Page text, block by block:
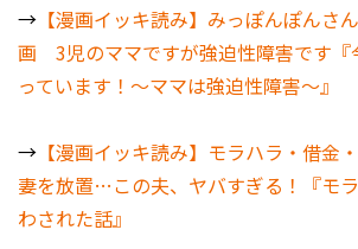
→ 【漫画イッキ読み】みっぽんぽんさ
画 3児のママですが強迫性障害です『
っています！～ママは強迫性障害～』
→ 【漫画イッキ読み】モラハラ・借金
妻を放置…この夫、ヤバすぎる！『モ
わされた話』